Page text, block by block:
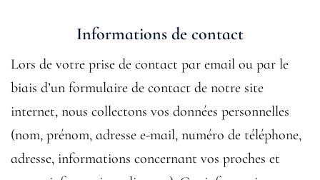
Informations de contact
Lors de votre prise de contact par email ou par le
biais d’un formulaire de contact de notre site
internet, nous collectons vos données personnelles
(nom, prénom, adresse e-mail, numéro de téléphone,
adresse, informations concernant vos proches et